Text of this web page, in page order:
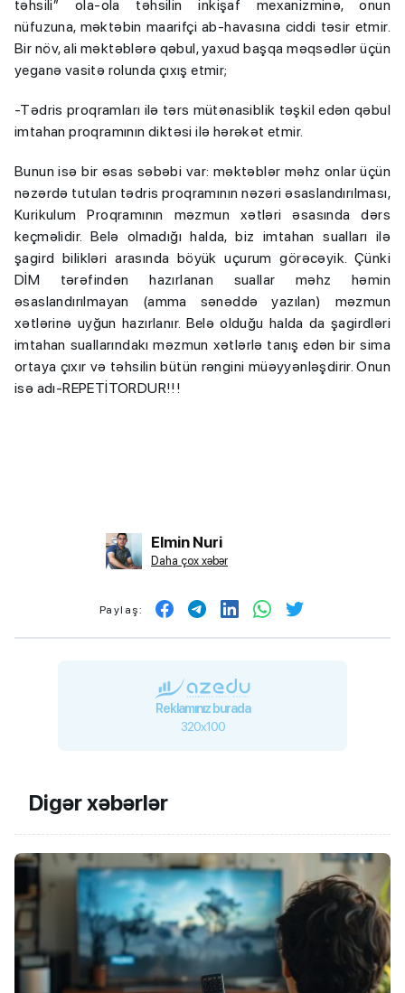
təhsili” ola-ola təhsilin inkişaf mexanizminə, onun
nüfuzuna, məktəbin maarifçi ab-havasına ciddi təsir etmir.
Bir növ, ali məktəblərə qəbul, yaxud başqa məqsədlər üçün
yeganə vasitə rolunda çıxış etmir;
-Tədris proqramları ilə tərs mütənasiblik təşkil edən qəbul
imtahan proqramının diktəsi ilə hərəkət etmir.
Bunun isə bir əsas səbəbi var: məktəblər məhz onlar üçün
nəzərdə tutulan tədris proqramının nəzəri əsaslandırılması,
Kurikulum Proqramının məzmun xətləri əsasında dərs
keçməlidir. Belə olmadığı halda, biz imtahan sualları ilə
şagird bilikləri arasında böyük uçurum görəcəyik. Çünki
DİM tərəfindən hazırlanan suallar məhz həmin
əsaslandırılmayan (amma sənəddə yazılan) məzmun
xətlərinə uyğun hazırlanır. Belə olduğu halda da şagirdləri
imtahan suallarındakı məzmun xətlərlə tanış edən bir sima
ortaya çıxır və təhsilin bütün rəngini müəyyənləşdirir. Onun
isə adı-REPETİTORDUR!!!
Elmin Nuri
Daha çox xəbər
Paylaş:
Reklamınız burada
320x100
Digər xəbərlər